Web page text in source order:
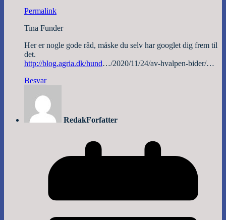
Permalink
Tina Funder
Her er nogle gode råd, måske du selv har googlet dig frem til
det.
http://blog.agria.dk/hund…/2020/11/24/av-hvalpen-bider/…
Besvar
RedakForfatter